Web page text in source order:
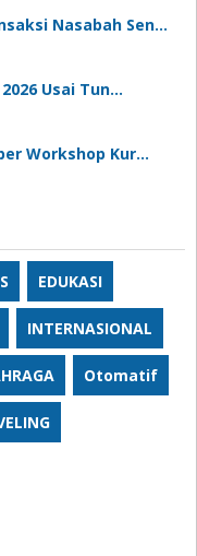
Nasabah Sen…
Usai Tun…
Workshop Kur…
EDUKASI
INTERNASIONAL
Otomatif